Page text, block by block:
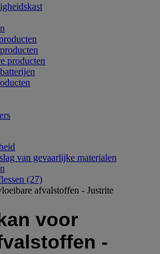
producten
van gevaarlijke materialen
(27)
afvalstoffen - Justrite
voor
-